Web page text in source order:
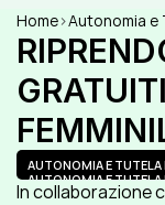
Home>Autonomia e
AUTONOMIA E TUTELA
AUTONOMIA E TUTELA
In collaborazione